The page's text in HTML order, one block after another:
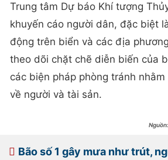
Trung tâm Dự báo Khí tượng
khuyến cáo người dân, đặc biệt
động trên biển và các địa
theo dõi chặt chẽ diễn biến của
các biện pháp phòng tránh
về người và tài sản.
Bão số 1 gây mưa như trút,